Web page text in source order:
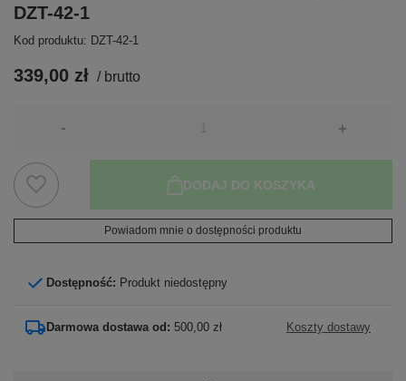
DZT-42-1
Kod produktu: DZT-42-1
339,00 zł / brutto
- +
DODAJ DO KOSZYKA
Powiadom mnie o dostępności produktu
Dostępność: Produkt niedostępny
Darmowa dostawa od: 500,00 zł Koszty dostawy